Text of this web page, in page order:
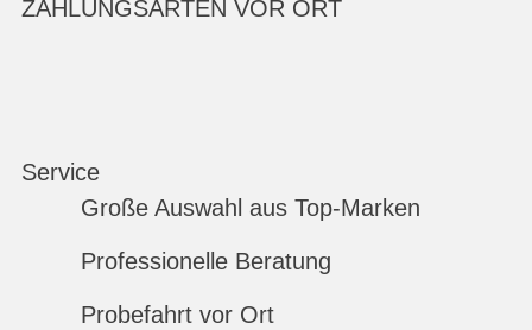
ZAHLUNGSARTEN VOR ORT
Service
Große Auswahl aus Top-Marken
Professionelle Beratung
Probefahrt vor Ort